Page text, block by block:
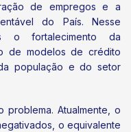
de empregos e a
do País. Nesse
o fortalecimento da
de modelos de crédito
população e do setor
problema. Atualmente, o
o equivalente